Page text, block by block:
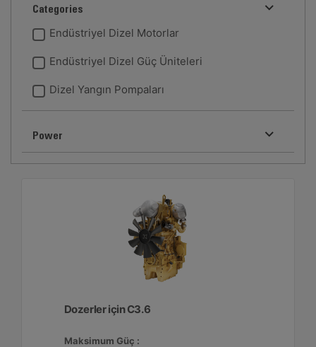
Categories
Endüstriyel Dizel Motorlar
Endüstriyel Dizel Güç Üniteleri
Dizel Yangın Pompaları
Power
Dozerler için C3.6
Maksimum Güç :